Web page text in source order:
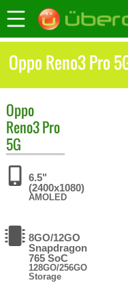
Oppo Reno3 Pro
Oppo
Reno3 Pro
5G
6.5"
(2400x1080)
AMOLED
8GO/12GO
Snapdragon
765 SoC
128GO/256GO
Storage